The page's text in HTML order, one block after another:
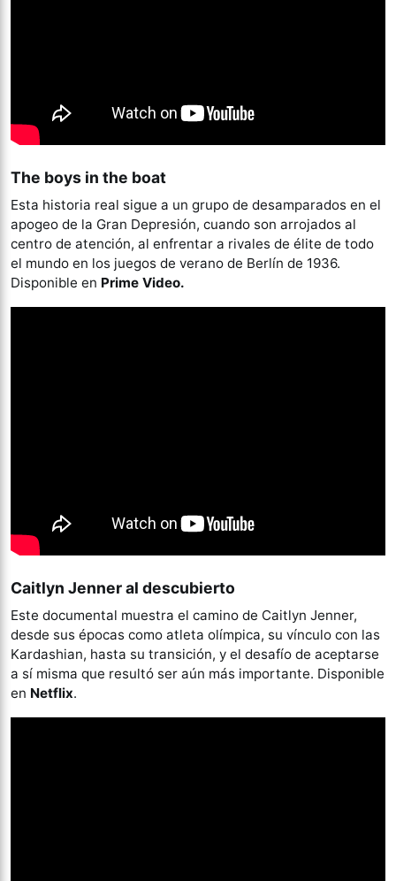
The boys in the boat
Esta historia real sigue a un grupo de desamparados en el
apogeo de la Gran Depresión, cuando son arrojados al
centro de atención, al enfrentar a rivales de élite de todo
el mundo en los juegos de verano de Berlín de 1936.
Disponible en Prime Video.
Caitlyn Jenner al descubierto
Este documental muestra el camino de Caitlyn Jenner,
desde sus épocas como atleta olímpica, su vínculo con las
Kardashian, hasta su transición, y el desafío de aceptarse
a sí misma que resultó ser aún más importante. Disponible
en Netflix.